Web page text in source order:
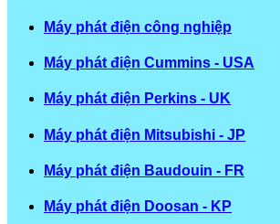
Máy phát điện công nghiệp
Máy phát điện Cummins - USA
Máy phát điện Perkins - UK
Máy phát điện Mitsubishi - JP
Máy phát điện Baudouin - FR
Máy phát điện Doosan - KP